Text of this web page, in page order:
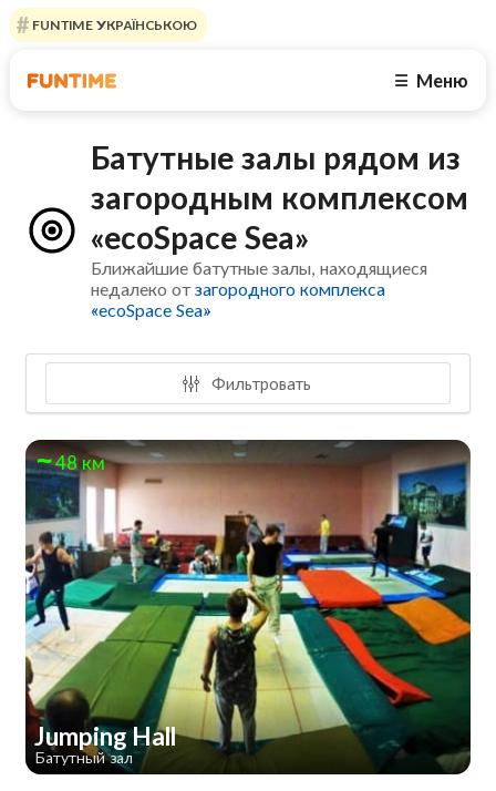
FUNTIME УКРАЇНСЬКОЮ
☰ Меню
Батутные залы рядом из
загородным комплексом
«ecoSpace Sea»
Ближайшие батутные залы, находящиеся
недалеко отзагородного комплекса
«ecoSpace Sea»
Фильтровать
48 км
Jumping Hall
Батутный зал